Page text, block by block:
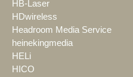
HB-Laser
HDwireless
Headroom Media Service
heinekingmedia
HELi
HICO